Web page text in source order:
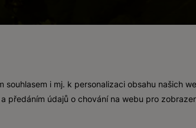
alkoholických nápojů osobám mladším 18 let.
Vytvořil webProgress
i mj. k personalizaci obsahu našich
předáním údajů o chování na webu pro